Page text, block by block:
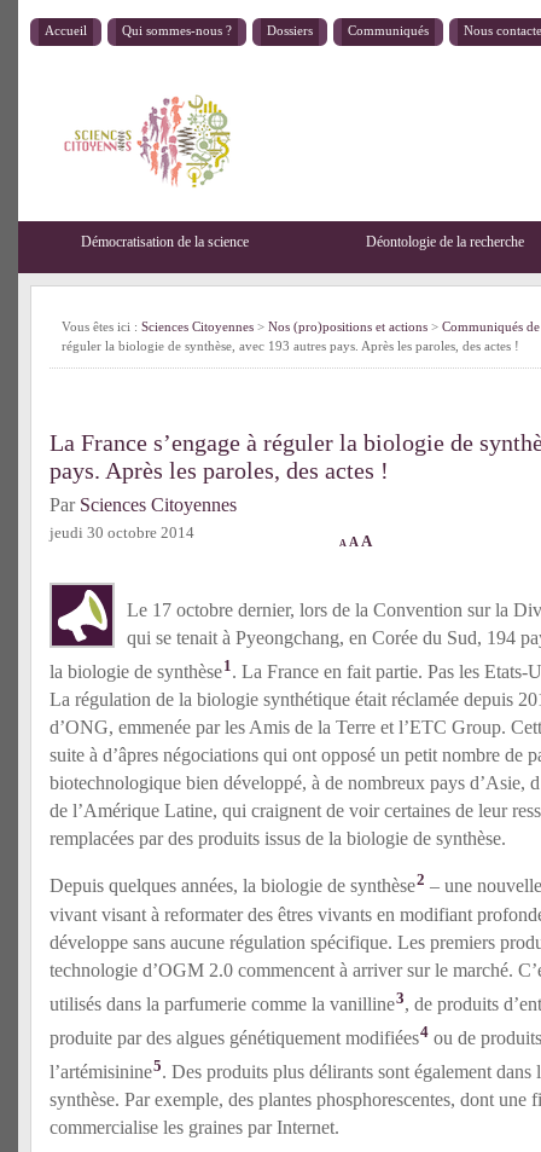
Accueil Qui sommes-nous ? Dossiers Communiqués Nous
Démocratisation de la science Déontologie de la recherche
Vous êtes ici : Sciences Citoyennes > Nos (pro)positions et actions > Communiqués de
réguler la biologie de synthèse, avec 193 autres pays. Après les paroles, des actes !
La France s’engage à réguler la biologie de
pays. Après les paroles, des actes !
Par Sciences Citoyennes
jeudi 30 octobre 2014
A A A
Le 17 octobre dernier, lors de la Convention sur la
qui se tenait à Pyeongchang, en Corée du Sud, 194
la biologie de synthèse1. La France en fait partie. Pas les Etats-
La régulation de la biologie synthétique était réclamée depuis
d’ONG, emmenée par les Amis de la Terre et l’ETC Group.
suite à d’âpres négociations qui ont opposé un petit nombre de
biotechnologique bien développé, à de nombreux pays d’Asie,
de l’Amérique Latine, qui craignent de voir certaines de leur
remplacées par des produits issus de la biologie de synthèse.
Depuis quelques années, la biologie de synthèse2 – une
vivant visant à reformater des êtres vivants en modifiant
développe sans aucune régulation spécifique. Les premiers
technologie d’OGM 2.0 commencent à arriver sur le marché.
utilisés dans la parfumerie comme la vanilline3, de produits
produite par des algues génétiquement modifiées4 ou de
l’artémisinine5. Des produits plus délirants sont également dans
synthèse. Par exemple, des plantes phosphorescentes, dont une
commercialise les graines par Internet.